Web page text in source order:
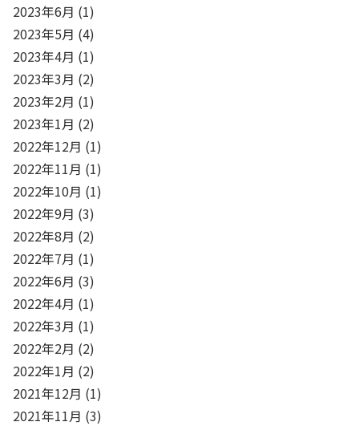
2023年6月 (1)
2023年5月 (4)
2023年4月 (1)
2023年3月 (2)
2023年2月 (1)
2023年1月 (2)
2022年12月 (1)
2022年11月 (1)
2022年10月 (1)
2022年9月 (3)
2022年8月 (2)
2022年7月 (1)
2022年6月 (3)
2022年4月 (1)
2022年3月 (1)
2022年2月 (2)
2022年1月 (2)
2021年12月 (1)
2021年11月 (3)